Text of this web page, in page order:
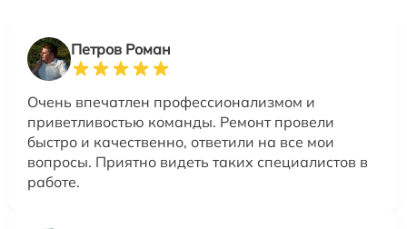
Петров Роман
Очень впечатлен профессионализмом и
приветливостью команды. Ремонт провели
быстро и качественно, ответили на все мои
вопросы. Приятно видеть таких специалистов в
работе.